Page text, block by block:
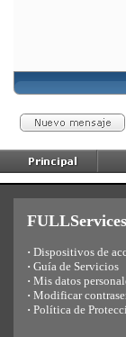
FULLServices
· Dispositivos de
· Guía de Servicios
· Mis datos
· Modificar
· Política de